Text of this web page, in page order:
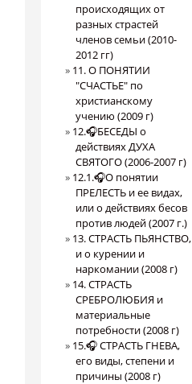
происходящих от
разных страстей
членов семьи (2010-
2012 гг)
11. О ПОНЯТИИ
"СЧАСТЬЕ" по
христианскому
учению (2009 г)
12.🎧БЕСЕДЫ о
действиях ДУХА
СВЯТОГО (2006-2007 г)
12.1.🎧О понятии
ПРЕЛЕСТЬ и ее видах,
или о действиях бесов
против людей (2007 г.)
13. СТРАСТЬ ПЬЯНСТВО,
и о курении и
наркомании (2008 г)
14. СТРАСТЬ
СРЕБРОЛЮБИЯ и
материальные
потребности (2008 г)
15.🎧 СТРАСТЬ ГНЕВА,
его виды, степени и
причины (2008 г)